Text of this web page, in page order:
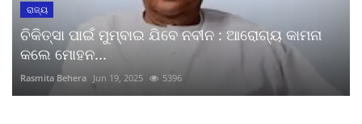
ରାଜ୍ୟ
ଚିକିତ୍ସା ପାଇଁ ମୁମ୍ବାଇ ଯିବେ ନବୀନ : ଆରୋଗ୍ୟ କାମନା
କଲେ ମୋହନ...
Rasmita Behera Jun 19, 2025 5396